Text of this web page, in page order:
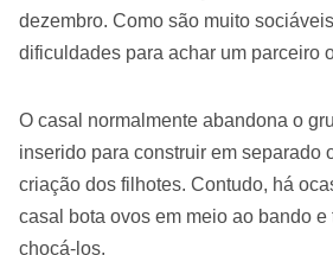
dezembro. Como são muito
dificuldades para achar um parceiro
O casal normalmente abandona o
inserido para construir em separado
criação dos filhotes. Contudo, há
casal bota ovos em meio ao bando
chocá-los.